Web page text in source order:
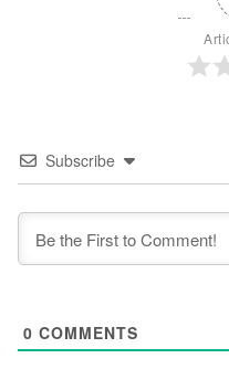
Subscribe
0 COMMENTS